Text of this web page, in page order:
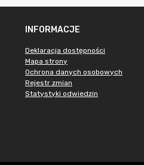
INFORMACJE
Deklaracja dostępności
Mapa strony
Ochrona danych osobowych
Rejestr zmian
Statystyki odwiedzin